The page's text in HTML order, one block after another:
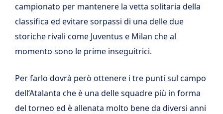
campionato per mantenere la vetta solitaria della
classifica ed evitare sorpassi di una delle due
storiche rivali come Juventus e Milan che al
momento sono le prime inseguitrici.
Per farlo dovrà però ottenere i tre punti sul campo
dell’Atalanta che è una delle squadre più in forma
del torneo ed è allenata molto bene da diversi anni